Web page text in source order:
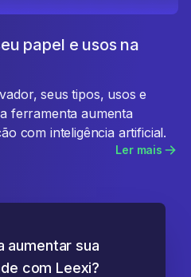
papel e usos na
seus tipos, usos e
ferramenta aumenta
com inteligência artificial.
Ler mais
aumentar sua
com Leexi?